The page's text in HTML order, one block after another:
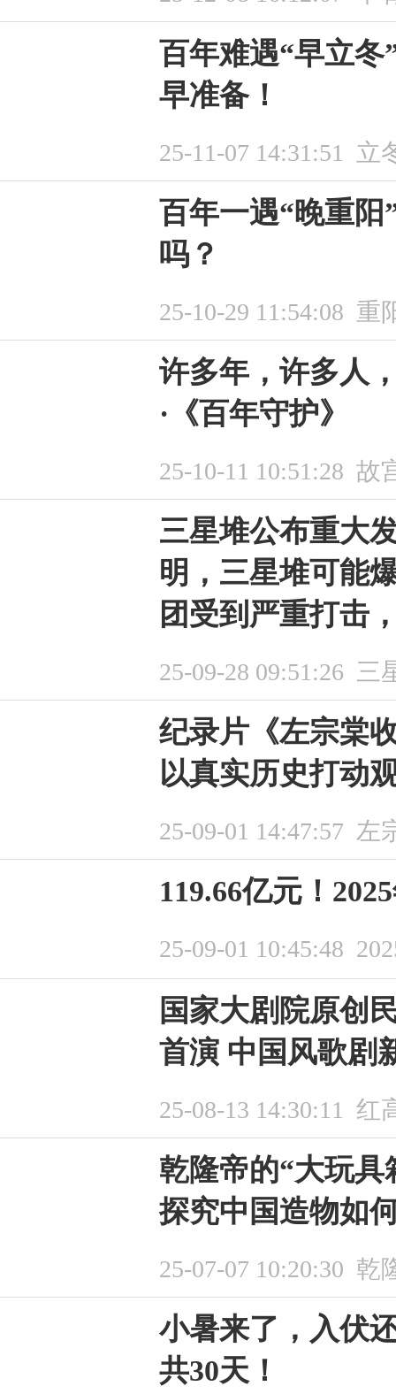
百年难遇“早立
早准备！
25-11-07 14:31:51 立
百年一遇“晚重
吗？
25-10-29 11:54:08 重
许多年，许多人
·《百年守护》
25-10-11 10:51:28 故
三星堆公布重大
明，三星堆可能
团受到严重打击
25-09-28 09:51:26 三
纪录片《左宗棠
以真实历史打动
25-09-01 14:47:57 左
119.66亿元！
25-09-01 10:45:48
国家大剧院原创
首演 中国风歌剧
25-08-13 14:30:11 红
乾隆帝的“大玩
探究中国造物如
25-07-07 10:20:30 乾
小暑来了，入伏
共30天！